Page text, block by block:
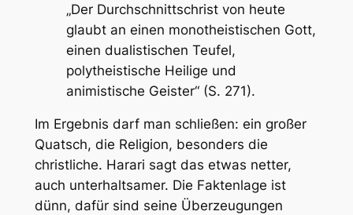
„Der Durchschnittschrist von heute
glaubt an einen monotheistischen Gott,
einen dualistischen Teufel,
polytheistische Heilige und
animistische Geister“(S. 271).
Im Ergebnis darf man schließen: ein großer
Quatsch, die Religion, besonders die
christliche. Harari sagt das etwas netter,
auch unterhaltsamer. Die Faktenlage ist
dünn, dafür sind seine Überzeugungen